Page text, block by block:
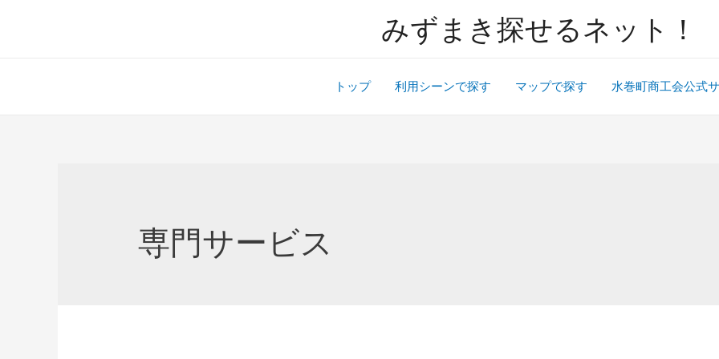
みずまき探せるネット！
トップ 利用シーンで探す マップで探す 水巻町商工会公式
専門サービス